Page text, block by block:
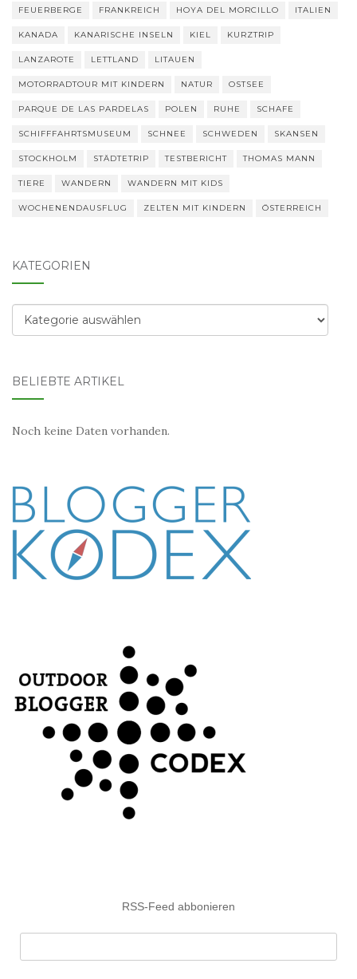
FEUERBERGE FRANKREICH HOYA DEL MORCILLO ITALIEN
KANADA KANARISCHE INSELN KIEL KURZTRIP
LANZAROTE LETTLAND LITAUEN
MOTORRADTOUR MIT KINDERN NATUR OSTSEE
PARQUE DE LAS PARDELAS POLEN RUHE SCHAFE
SCHIFFFAHRTSMUSEUM SCHNEE SCHWEDEN SKANSEN
STOCKHOLM STÄDTETRIP TESTBERICHT THOMAS MANN
TIERE WANDERN WANDERN MIT KIDS
WOCHENENDAUSFLUG ZELTEN MIT KINDERN ÖSTERREICH
KATEGORIEN
Kategorien
BELIEBTE ARTIKEL
Noch keine Daten vorhanden.
RSS-Feed abbonieren